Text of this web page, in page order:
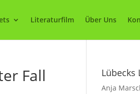
Literaturfilm Über Uns
Fall Lübecks
Anja